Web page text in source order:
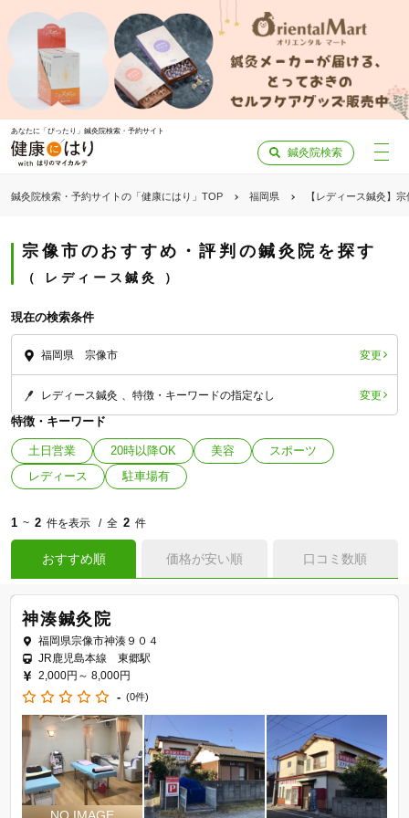
あなたに「ぴったり」鍼灸院検索・予約サイト
鍼灸院検索
鍼灸院検索・予約サイトの「健康にはり」TOP 福岡県 【レディース鍼灸】
宗像市のおすすめ・評判の鍼灸院を探す
レディース鍼灸
現在の検索条件
福岡県 宗像市 変更
レディース鍼灸 特徴・キーワードの指定なし 変更
特徴・キーワード
土日営業 20時以降OK 美容
スポーツ
レディース
駐車場有
1 ~ 2 件を表示 全 2 件
おすすめ順 価格が安い順 口コミ数順
神湊鍼灸院
福岡県宗像市神湊９０４
JR鹿児島本線 東郷駅
2,000円～ 8,000円
- (0件)
「健康にはりを見た」